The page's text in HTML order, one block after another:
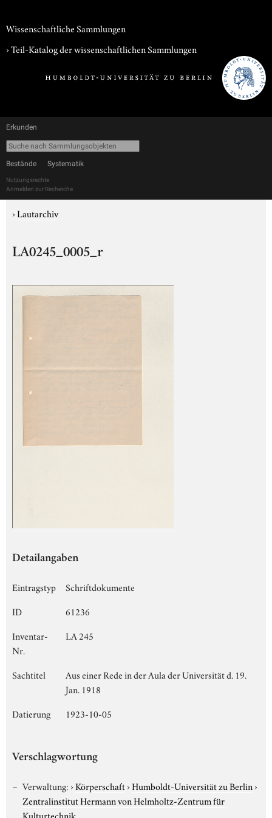
Wissenschaftliche Sammlungen
› Teil-Katalog der wissenschaftlichen Sammlungen
Erkunden
Bestände Systematik
Nutzungsrechte
Anmelden zur Recherche
›Lautarchiv
LA0245_0005_r
Detailangaben
Eintragstyp
Schriftdokumente
ID
61236
Inventar-
Nr.
LA 245
Sachtitel
Aus einer Rede in der Aula der Universität d. 19.
Jan. 1918
Datierung
1923-10-05
Verschlagwortung
Verwaltung:›Körperschaft›Humboldt-Universität zu Berlin›
Zentralinstitut Hermann von Helmholtz-Zentrum für
Kulturtechnik